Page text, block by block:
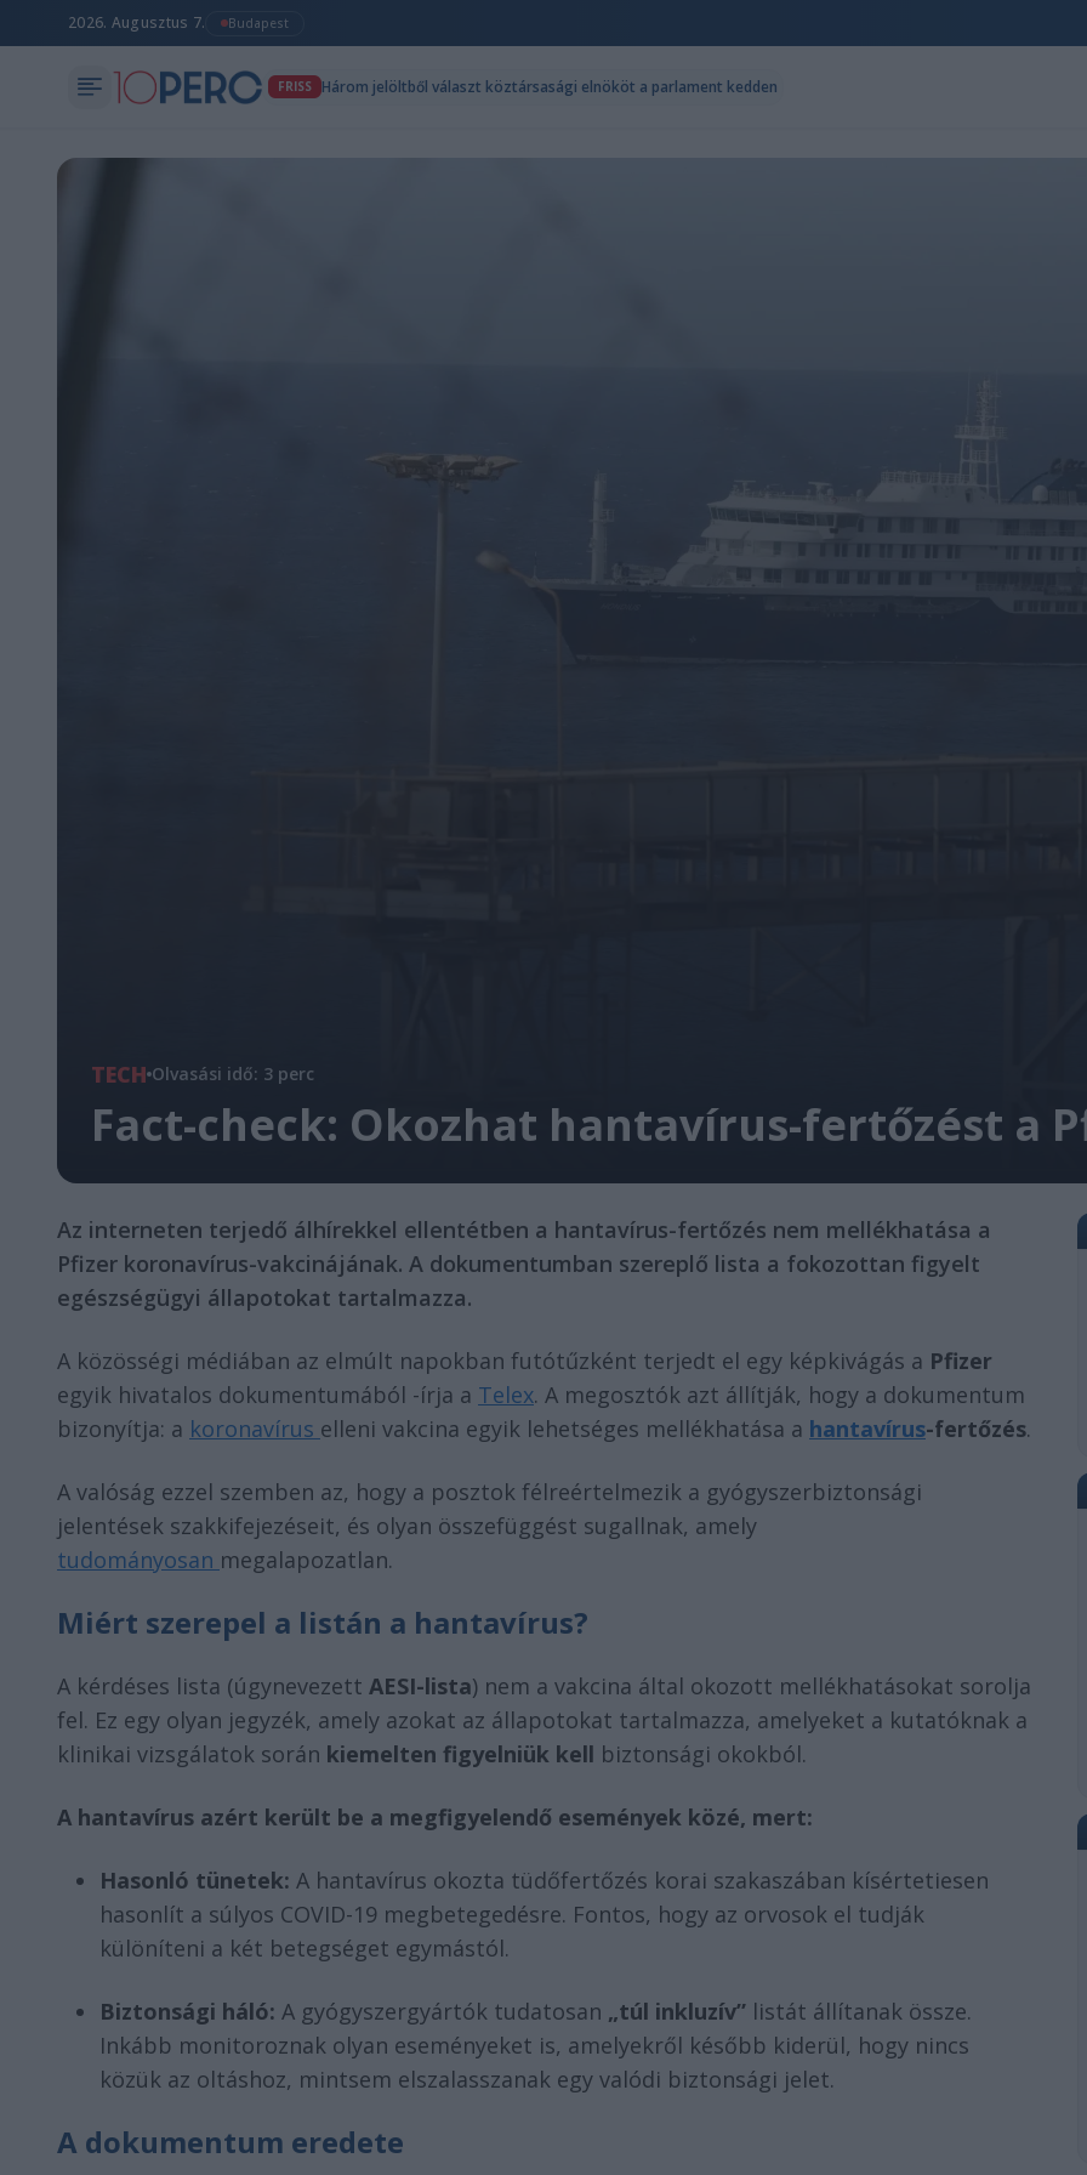
2026. Augusztus 7. Budapest
FRISS Három jelöltből választ köztársasági elnököt a parlament kedden
TECH Olvasási idő: 3 perc
Fact-check: Okozhat hantavírus-fertőzést a
Az interneten terjedő álhírekkel ellentétben a hantavírus-fertőzés nem mellékhatása a
Pfizer koronavírus-vakcinájának. A dokumentumban szereplő lista a fokozottan figyelt
egészségügyi állapotokat tartalmazza.
A közösségi médiában az elmúlt napokban futótűzként terjedt el egy képkivágás a Pfizer
egyik hivatalos dokumentumából -írja a Telex. A megosztók azt állítják, hogy a dokumentum
bizonyítja: a koronavírus elleni vakcina egyik lehetséges mellékhatása a hantavírus-fertőzés.
A valóság ezzel szemben az, hogy a posztok félreértelmezik a gyógyszerbiztonsági
jelentések szakkifejezéseit, és olyan összefüggést sugallnak, amely
tudományosan megalapozatlan.
Miért szerepel a listán a hantavírus?
A kérdéses lista (úgynevezett AESI-lista) nem a vakcina által okozott mellékhatásokat sorolja
fel. Ez egy olyan jegyzék, amely azokat az állapotokat tartalmazza, amelyeket a kutatóknak a
klinikai vizsgálatok során kiemelten figyelniük kell biztonsági okokból.
A hantavírus azért került be a megfigyelendő események közé, mert:
Hasonló tünetek: A hantavírus okozta tüdőfertőzés korai szakaszában kísértetiesen
hasonlít a súlyos COVID-19 megbetegedésre. Fontos, hogy az orvosok el tudják
különíteni a két betegséget egymástól.
Biztonsági háló: A gyógyszergyártók tudatosan „túl inkluzív” listát állítanak össze.
Inkább monitoroznak olyan eseményeket is, amelyekről később kiderül, hogy nincs
közük az oltáshoz, mintsem elszalasszanak egy valódi biztonsági jelet.
A dokumentum eredete